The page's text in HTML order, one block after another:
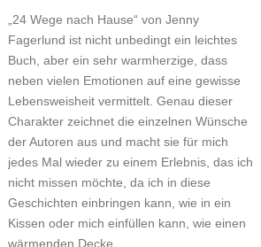
„24 Wege nach Hause“ von Jenny
Fagerlund ist nicht unbedingt ein leichtes
Buch, aber ein sehr warmherzige, dass
neben vielen Emotionen auf eine gewisse
Lebensweisheit vermittelt. Genau dieser
Charakter zeichnet die einzelnen Wünsche
der Autoren aus und macht sie für mich
jedes Mal wieder zu einem Erlebnis, das ich
nicht missen möchte, da ich in diese
Geschichten einbringen kann, wie in ein
Kissen oder mich einfüllen kann, wie einen
wärmenden Decke.